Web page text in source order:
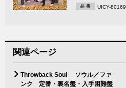
品 番 UICY-80169
関連ページ
Throwback Soul ソウル／ファ
ンク 定番・裏名盤・入手困難盤